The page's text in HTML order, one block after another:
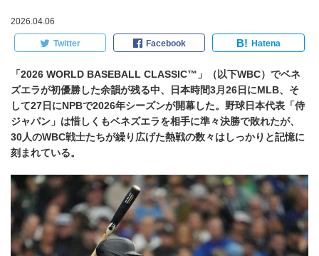
2026.04.06
Twitter Facebook B! Hatena
「2026 WORLD BASEBALL CLASSIC™」（以下WBC）でベネ
ズエラが初優勝した余韻が残る中、日本時間3月26日にMLB、そ
して27日にNPBで2026年シーズンが開幕した。野球日本代表「侍
ジャパン」は惜しくもベネズエラを相手に準々決勝で敗れたが、
30人のWBC戦士たちが繰り広げた熱戦の数々はしっかりと記憶に
刻まれている。